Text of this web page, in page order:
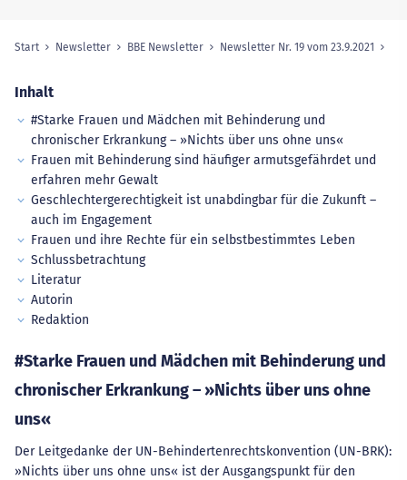
Sie sind hier:
Start Newsletter BBE Newsletter Newsletter Nr. 19 vom 23.9.2021
Inhalt
#Starke Frauen und Mädchen mit Behinderung und
chronischer Erkrankung – »Nichts über uns ohne uns«
Frauen mit Behinderung sind häufiger armutsgefährdet und
erfahren mehr Gewalt
Geschlechtergerechtigkeit ist unabdingbar für die Zukunft –
auch im Engagement
Frauen und ihre Rechte für ein selbstbestimmtes Leben
Schlussbetrachtung
Literatur
Autorin
Redaktion
#Starke Frauen und Mädchen mit Behinderung und
chronischer Erkrankung – »Nichts über uns ohne
uns«
Der Leitgedanke der UN-Behindertenrechtskonvention (UN-BRK):
»Nichts über uns ohne uns« ist der Ausgangspunkt für den